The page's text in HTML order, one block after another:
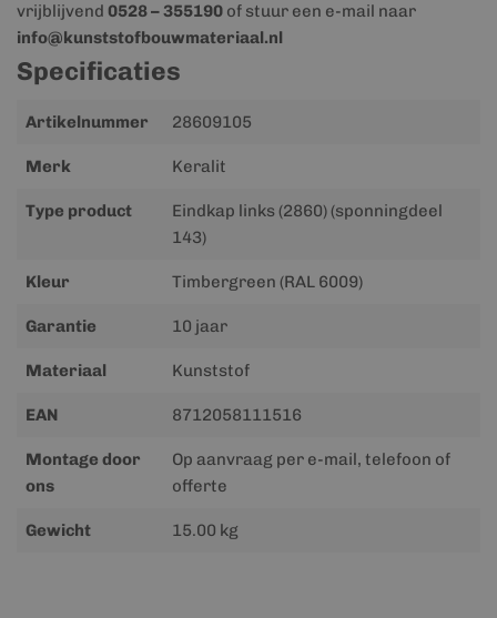
vrijblijvend 0528 – 355190 of stuur een e-mail naar
info@kunststofbouwmateriaal.nl
Specificaties
Meer
Artikelnummer 28609105
Merk Keralit
Type product
Eindkap links (2860) (sponningdeel
143)
Kleur Timbergreen (RAL 6009)
Garantie 10 jaar
Materiaal Kunststof
EAN 8712058111516
Montage door
ons
Op aanvraag per e-mail, telefoon of
offerte
Gewicht 15.00 kg